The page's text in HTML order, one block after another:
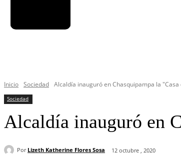
Inicio Sociedad Alcaldía inauguró en Chasquipampa la
Sociedad
Alcaldía inauguró en
Por Lizeth Katherine Flores Sosa 12 octubre , 2020